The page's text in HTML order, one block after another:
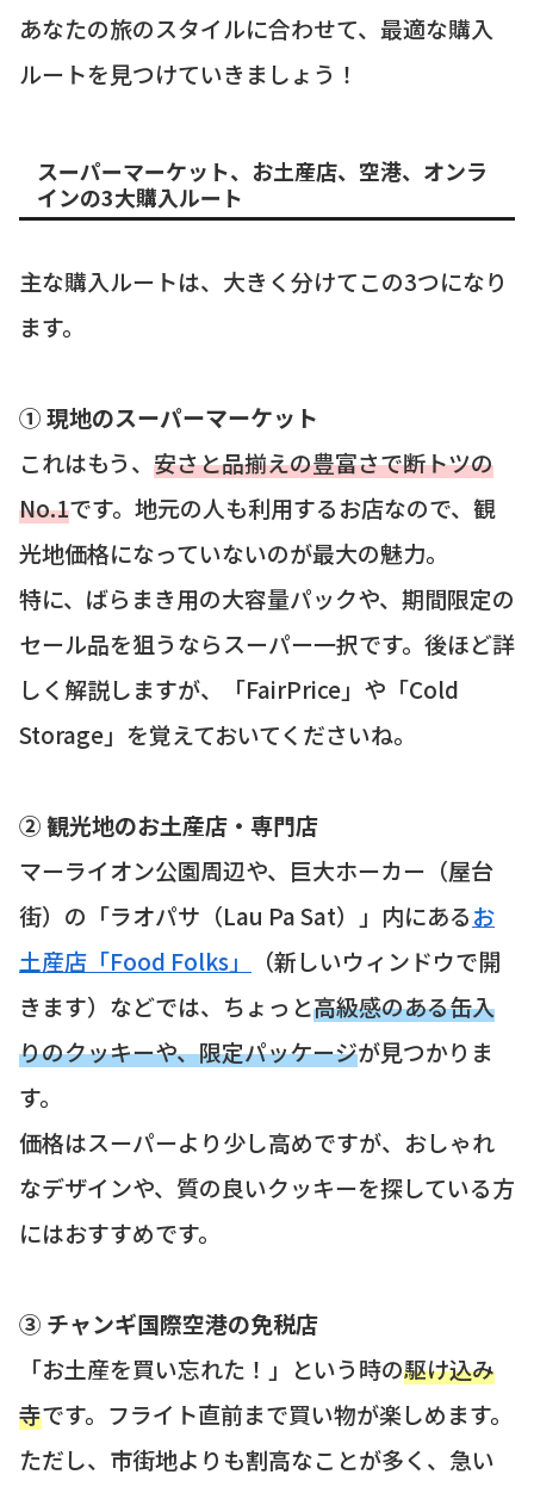
あなたの旅のスタイルに合わせて、最適な購入
ルートを見つけていきましょう！
スーパーマーケット、お土産店、空港、オンラ
インの3大購入ルート
主な購入ルートは、大きく分けてこの3つになり
ます。
① 現地のスーパーマーケット
これはもう、 安さと品揃えの豊富さで断トツの
No.1です。地元の人も利用するお店なので、観
光地価格になっていないのが最大の魅力。
特に、ばらまき用の大容量パックや、期間限定の
セール品を狙うならスーパー一択です。後ほど詳
しく解説しますが、「FairPrice」や「Cold
Storage」を覚えておいてくださいね。
② 観光地のお土産店・専門店
マーライオン公園周辺や、巨大ホーカー（屋台
街）の「ラオパサ（Lau Pa Sat）」内にあるお
土産店「Food Folks」
（新しいウィンドウで開
きます）などでは、ちょっと高級感のある缶入
りのクッキーや、限定パッケージが見つかりま
す。
価格はスーパーより少し高めですが、おしゃれ
なデザインや、質の良いクッキーを探している方
にはおすすめです。
③ チャンギ国際空港の免税店
「お土産を買い忘れた！」という時の駆け込み
寺です。フライト直前まで買い物が楽しめます。
ただし、市街地よりも割高なことが多く、急い